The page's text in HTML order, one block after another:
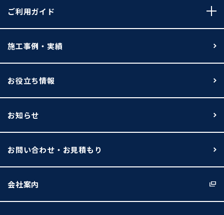
ご利用ガイド
施工事例・実績
お役立ち情報
お知らせ
お問い合わせ・お見積もり
会社案内